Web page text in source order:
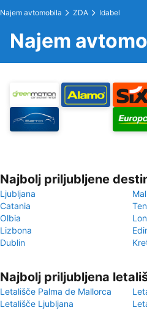
Najem avtomobila ZDA Idabel
Najem
Najbolj priljubljene
Ljubljana
Catania
Olbia
Lizbona
Dublin
Najbolj priljubljena
Letališče Palma de Mallorca
Letališče Ljubljana